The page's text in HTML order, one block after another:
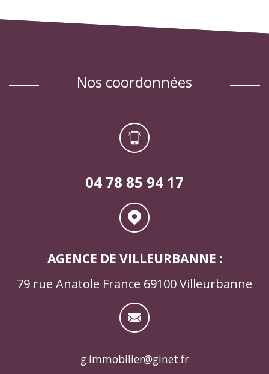
nos coordonnées
04 78 85 94 17
AGENCE DE VILLEURBANNE :
79 rue Anatole France 69100 Villeurbanne
g.immobilier@ginet.fr